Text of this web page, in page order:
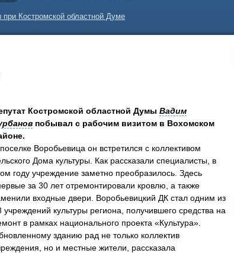
при Костромской областной Думе
Костромской областной Думы Вадим
побывал с рабочим визитом в Вохомском
Воробьевица он встретился с коллективом
Дома культуры. Как рассказали специалисты, в
году учреждение заметно преобразилось. Здесь
за 30 лет отремонтировали кровлю, а также
входные двери. Воробьевицкий ДК стал одним из
учреждений культуры региона, получившего средства на
в рамках национального проекта «Культура».
зданию рад не только коллектив
но и местные жители, рассказала